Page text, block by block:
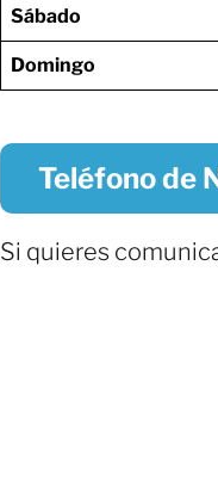
Sábado
Domingo
Teléfono de
Si quieres